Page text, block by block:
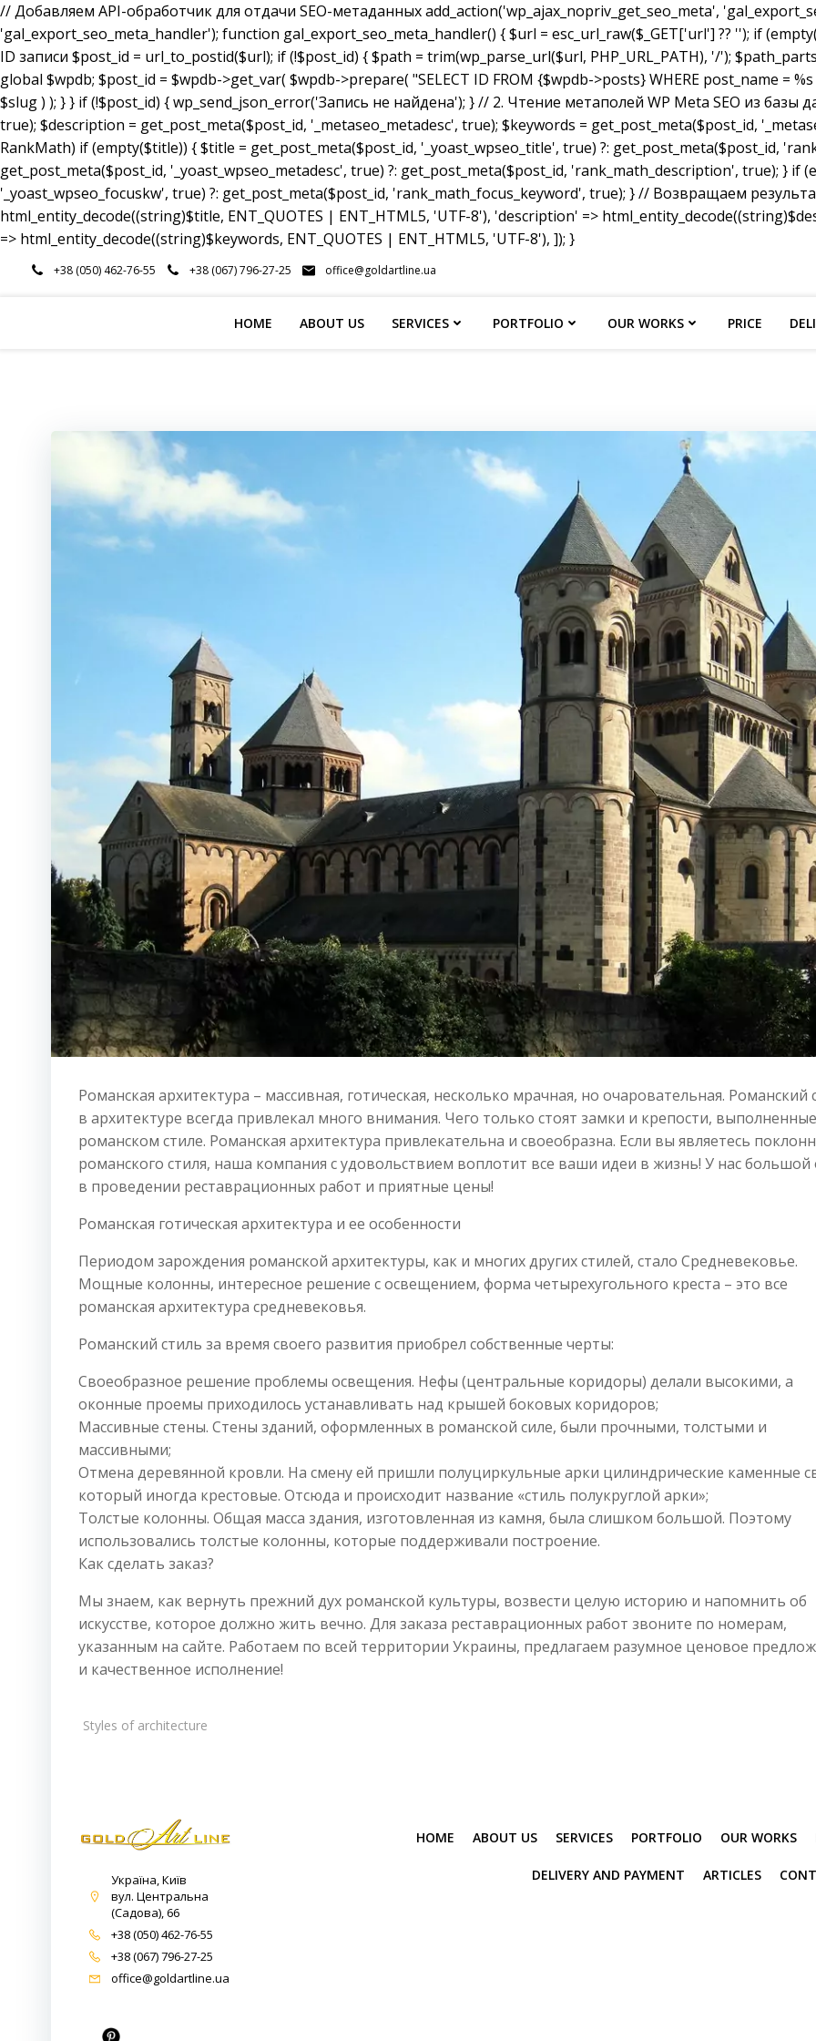
// Добавляем API-обработчик для отдачи SEO-метаданных add_action('wp_ajax_nopriv_get_seo_meta',
'gal_export_seo_meta_handler'); function gal_export_seo_meta_handler() { $url = esc_url_raw($_GET['url'] ?? ''); if
ID записи $post_id = url_to_postid($url); if (!$post_id) { $path = trim(wp_parse_url($url, PHP_URL_PATH), '/');
global $wpdb; $post_id = $wpdb->get_var( $wpdb->prepare( "SELECT ID FROM {$wpdb->posts} WHERE post_name =
$slug ) ); } } if (!$post_id) { wp_send_json_error('Запись не найдена'); } // 2. Чтение метаполей WP Meta SEO из
true); $description = get_post_meta($post_id, '_metaseo_metadesc', true); $keywords = get_post_meta($post_id,
RankMath) if (empty($title)) { $title = get_post_meta($post_id, '_yoast_wpseo_title', true) ?: get_post_meta($post_id,
get_post_meta($post_id, '_yoast_wpseo_metadesc', true) ?: get_post_meta($post_id, 'rank_math_description', true); } if
'_yoast_wpseo_focuskw', true) ?: get_post_meta($post_id, 'rank_math_focus_keyword', true); } // Возвращаем
html_entity_decode((string)$title, ENT_QUOTES | ENT_HTML5, 'UTF-8'), 'description' =>
=> html_entity_decode((string)$keywords, ENT_QUOTES | ENT_HTML5, 'UTF-8'), ]); }
+38 (050) 462-76-55 +38 (067) 796-27-25 office@goldartline.ua
HOME ABOUT US SERVICES PORTFOLIO OUR WORKS PRICE
Романская архитектура – массивная, готическая, несколько мрачная, но очаровательная. Романский
в архитектуре всегда привлекал много внимания. Чего только стоят замки и крепости,
романском стиле. Романская архитектура привлекательна и своеобразна. Если вы являетесь
романского стиля, наша компания с удовольствием воплотит все ваши идеи в жизнь! У нас большой
в проведении реставрационных работ и приятные цены!
Романская готическая архитектура и ее особенности
Периодом зарождения романской архитектуры, как и многих других стилей, стало Средневековье.
Мощные колонны, интересное решение с освещением, форма четырехугольного креста – это все
романская архитектура средневековья.
Романский стиль за время своего развития приобрел собственные черты:
Своеобразное решение проблемы освещения. Нефы (центральные коридоры) делали высокими, а
оконные проемы приходилось устанавливать над крышей боковых коридоров;
Массивные стены. Стены зданий, оформленных в романской силе, были прочными, толстыми и
массивными;
Отмена деревянной кровли. На смену ей пришли полуциркульные арки цилиндрические каменные
который иногда крестовые. Отсюда и происходит название «стиль полукруглой арки»;
Толстые колонны. Общая масса здания, изготовленная из камня, была слишком большой. Поэтому
использовались толстые колонны, которые поддерживали построение.
Как сделать заказ?
Мы знаем, как вернуть прежний дух романской культуры, возвести целую историю и напомнить об
искусстве, которое должно жить вечно. Для заказа реставрационных работ звоните по номерам,
указанным на сайте. Работаем по всей территории Украины, предлагаем разумное ценовое
и качественное исполнение!
Styles of architecture
Україна, Київ
вул. Центральна
(Садова), 66
+38 (050) 462-76-55
+38 (067) 796-27-25
office@goldartline.ua
HOME ABOUT US SERVICES PORTFOLIO OUR WORKS
DELIVERY AND PAYMENT ARTICLES